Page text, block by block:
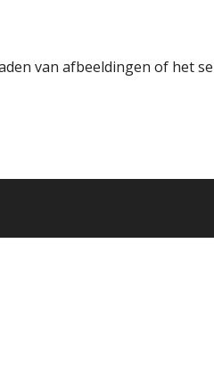
van afbeeldingen of het